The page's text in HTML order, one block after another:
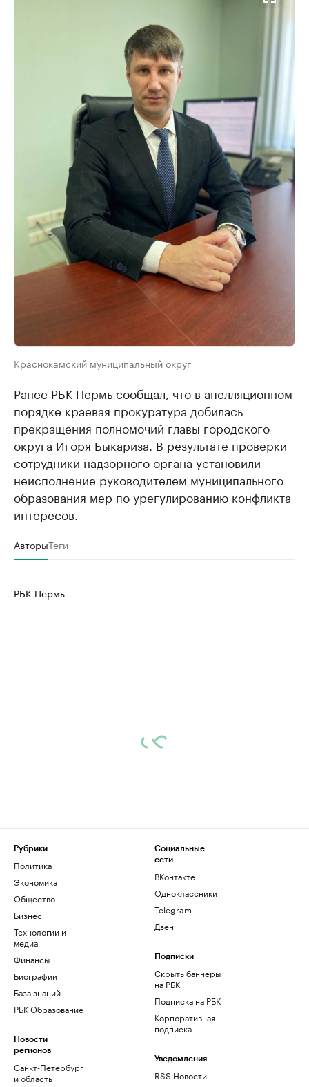
Краснокамский муниципальный округ
Ранее РБК Пермьсообщал , что в апелляционном
порядке краевая прокуратура добилась
прекращения полномочий главы городского
округа Игоря Быкариза. В результате проверки
сотрудники надзорного органа установили
неисполнение руководителем муниципального
образования мер по урегулированию конфликта
интересов.
АвторыТеги
РБК Пермь
Рубрики
Политика
Экономика
Общество
Бизнес
Технологии и
медиа
Финансы
Биографии
База знаний
РБК Образование
Новости
регионов
Санкт-Петербург
и область
Социальные
сети
ВКонтакте
Одноклассники
Telegram
Дзен
Подписки
Скрыть баннеры
на РБК
Подписка на РБК
Корпоративная
подписка
Уведомления
RSS Новости